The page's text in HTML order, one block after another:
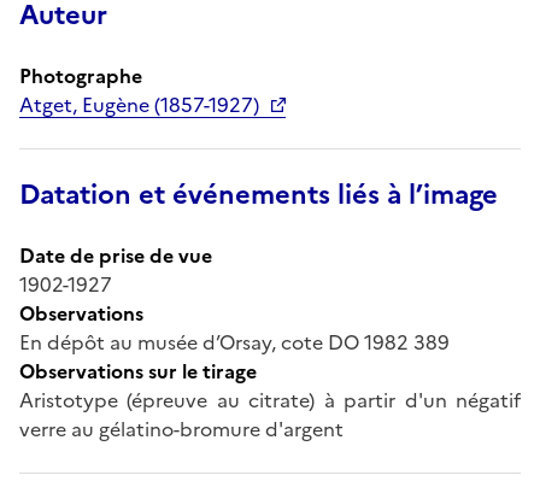
Auteur
Photographe
Atget, Eugène (1857-1927)
Datation et événements liés à l’image
Date de prise de vue
1902-1927
Observations
En dépôt au musée d’Orsay, cote DO 1982 389
Observations sur le tirage
Aristotype (épreuve au citrate) à partir d'un négatif
verre au gélatino-bromure d'argent